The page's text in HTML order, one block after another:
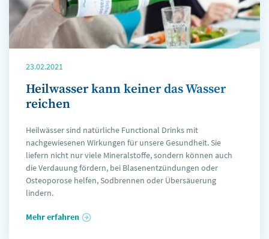
23.02.2021
Heilwasser kann keiner das Wasser
reichen
Heilwässer sind natürliche Functional Drinks mit
nachgewiesenen Wirkungen für unsere Gesundheit. Sie
liefern nicht nur viele Mineralstoffe, sondern können auch
die Verdauung fördern, bei Blasenentzündungen oder
Osteoporose helfen, Sodbrennen oder Übersäuerung
lindern.
Mehr erfahren